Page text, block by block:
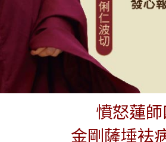
憤怒蓮
金剛薩埵袪